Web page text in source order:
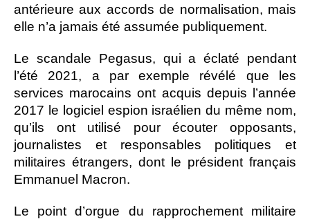
antérieure aux accords de normalisation, mais
elle n’a jamais été assumée publiquement.
Le scandale Pegasus, qui a éclaté pendant
l’été 2021, a par exemple révélé que les
services marocains ont acquis depuis l’année
2017 le logiciel espion israélien du même nom,
qu’ils ont utilisé pour écouter opposants,
journalistes et responsables politiques et
militaires étrangers, dont le président français
Emmanuel Macron.
Le point d’orgue du rapprochement militaire